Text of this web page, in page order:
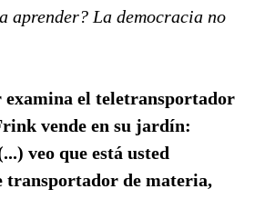
aprender? La democracia no
el teletransportador
vende en su jardín:
veo que está usted
transportador de materia,